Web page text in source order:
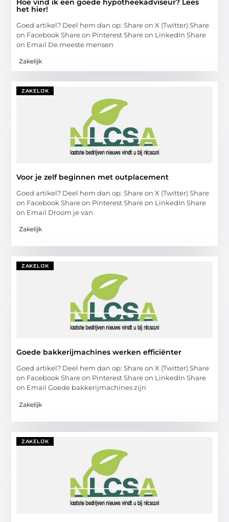
het hier!
Goed artikel? Deel hem dan op: Share on X (Twitter) Share
on Facebook Share on Pinterest Share on LinkedIn Share
on Email De meeste mensen
Zakelijk
ZAKELIJK
Voor je zelf beginnen met outplacement
Goed artikel? Deel hem dan op: Share on X (Twitter) Share
on Facebook Share on Pinterest Share on LinkedIn Share
on Email Droom je van
Zakelijk
ZAKELIJK
Goede bakkerijmachines werken efficiënter
Goed artikel? Deel hem dan op: Share on X (Twitter) Share
on Facebook Share on Pinterest Share on LinkedIn Share
on Email Goede bakkerijmachines zijn
Zakelijk
ZAKELIJK